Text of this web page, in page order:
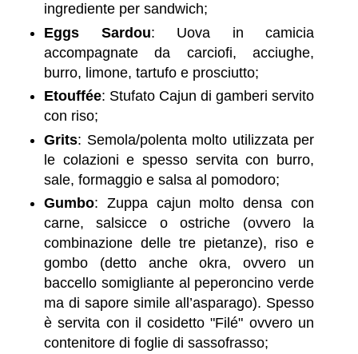
ingrediente per sandwich;
Eggs Sardou: Uova in camicia
accompagnate da carciofi, acciughe,
burro, limone, tartufo e prosciutto;
Etouffée: Stufato Cajun di gamberi servito
con riso;
Grits: Semola/polenta molto utilizzata per
le colazioni e spesso servita con burro,
sale, formaggio e salsa al pomodoro;
Gumbo: Zuppa cajun molto densa con
carne, salsicce o ostriche (ovvero la
combinazione delle tre pietanze), riso e
gombo (detto anche okra, ovvero un
baccello somigliante al peperoncino verde
ma di sapore simile all’asparago). Spesso
è servita con il cosidetto "Filé" ovvero un
contenitore di foglie di sassofrasso;